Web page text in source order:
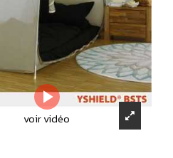
voir vidéo